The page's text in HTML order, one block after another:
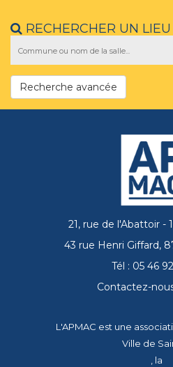
RECHERCHER UN
Recherche avancée
21, rue de l'Abattoir -
43 rue Henri Giffard,
Tél : 05 46
Contactez-
L'APMAC est une
Ville de
, la